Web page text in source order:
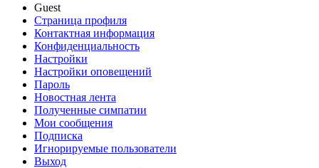
Guest
Страница профиля
Контактная информация
Конфиденциальность
Настройки
Настройки оповещений
Пароль
Новостная лента
Полученные симпатии
Мои сообщения
Подписка
Игнорируемые пользователи
Выход